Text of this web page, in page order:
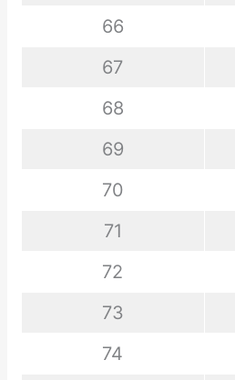
66
67
68
69
70
71
72
73
74